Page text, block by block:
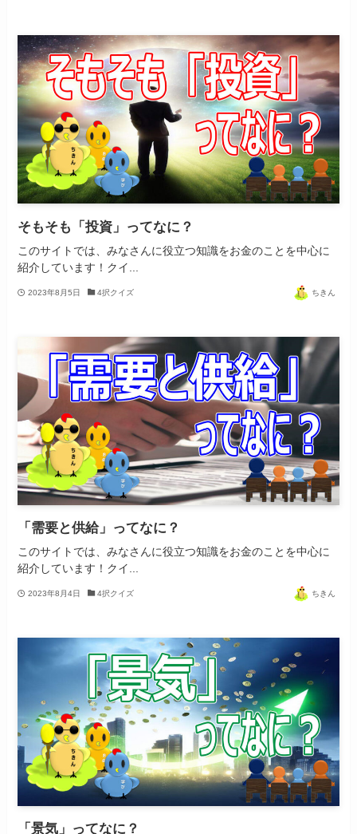
そもそも「投資」ってなに？
このサイトでは、みなさんに役立つ知識をお金のことを中心に
紹介しています！クイ...
2023年8月5日 4択クイズ ちきん
「需要と供給」ってなに？
このサイトでは、みなさんに役立つ知識をお金のことを中心に
紹介しています！クイ...
2023年8月4日 4択クイズ ちきん
「景気」ってなに？